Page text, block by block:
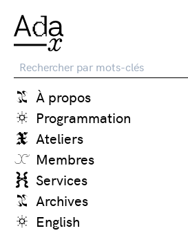
Recherche
À propos
Programmation
Ateliers
Membres
Services
Archives
English